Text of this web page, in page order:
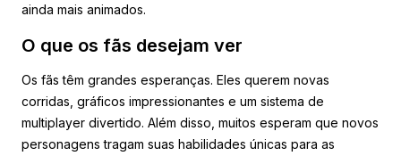
ainda mais animados.
O que os fãs desejam ver
Os fãs têm grandes esperanças. Eles querem novas
corridas, gráficos impressionantes e um sistema de
multiplayer divertido. Além disso, muitos esperam que novos
personagens tragam suas habilidades únicas para as